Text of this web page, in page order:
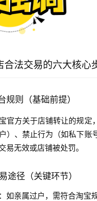
合法交易的六大核心
规则（基础前提）
官方关于店铺转让的规定
）、禁止行为（如私下账
易无效或店铺被处罚。
途径（关键环节）
如亲属过户，需符合淘宝